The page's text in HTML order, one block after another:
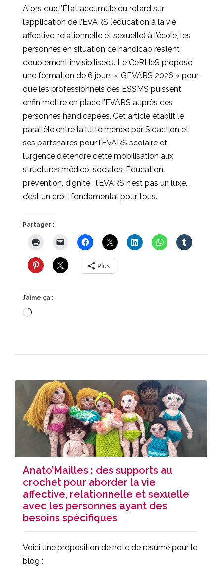
Alors que l’État accumule du retard sur
l’application de l’EVARS (éducation à la vie
affective, relationnelle et sexuelle) à l’école, les
personnes en situation de handicap restent
doublement invisibilisées. Le CeRHeS propose
une formation de 6 jours « GEVARS 2026 » pour
que les professionnels des ESSMS puissent
enfin mettre en place l’EVARS auprès des
personnes handicapées. Cet article établit le
parallèle entre la lutte menée par Sidaction et
ses partenaires pour l’EVARS scolaire et
l’urgence d’étendre cette mobilisation aux
structures médico-sociales. Éducation,
prévention, dignité : l’EVARS n’est pas un luxe,
c’est un droit fondamental pour tous.
Partager :
Plus
J’aime ça :
Chargement…
Anato’Mailles : des supports au
crochet pour aborder la vie
affective, relationnelle et sexuelle
avec les personnes ayant des
besoins spécifiques
Voici une proposition de note de résumé pour le
blog :